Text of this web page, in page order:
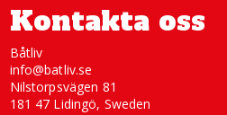
Kontakta oss
Båtliv
info@batliv.se
Nilstorpsvägen 81
181 47 Lidingö, Sweden